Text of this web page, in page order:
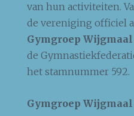
van hun activiteiten.
de vereniging officiel
Gymgroep Wijgmaal
de
het stamnummer 592.
Gymgroep Wijgmaal